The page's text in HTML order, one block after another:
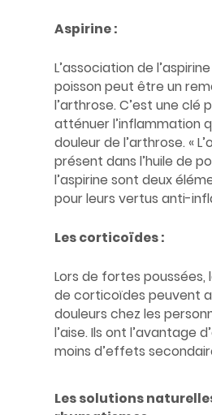
Aspirine :
L’association de
poisson peut être un
l’arthrose. C’est une clé
atténuer l’inflammation
douleur de l’arthrose. «
présent dans l’huile de
l’aspirine sont deux
pour leurs vertus anti-
Les corticoïdes :
Lors de fortes poussées,
de corticoïdes peuvent
douleurs chez les
l’aise. Ils ont l’avantage
moins d’effets
Les solutions